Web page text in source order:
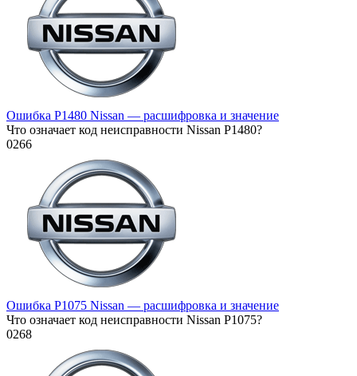
Ошибка P1480 Nissan — расшифровка и значение
Что означает код неисправности Nissan P1480?
0266
Ошибка P1075 Nissan — расшифровка и значение
Что означает код неисправности Nissan P1075?
0268